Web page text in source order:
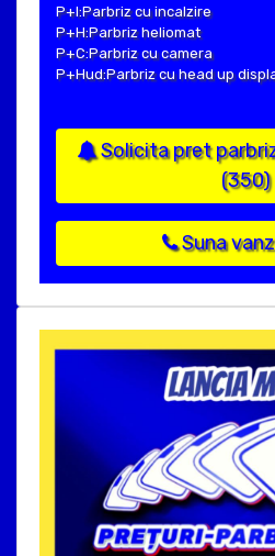
P+I:Parbriz cu incalzire
P+H:Parbriz heliomat
P+C:Parbriz cu camera
P+Hud:Parbriz cu head up
Solicita pret
(350)
Suna